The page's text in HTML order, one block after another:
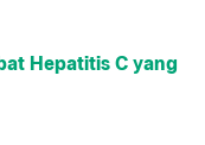
Hepatitis C yang